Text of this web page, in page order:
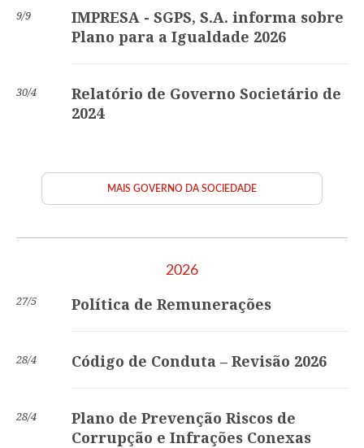
9/9
IMPRESA - SGPS, S.A. informa sobre
Plano para a Igualdade 2026
30/4
Relatório de Governo Societário de
2024
MAIS GOVERNO DA SOCIEDADE
2026
27/5 Política de Remunerações
28/4 Código de Conduta – Revisão 2026
28/4
Plano de Prevenção Riscos de
Corrupção e Infrações Conexas